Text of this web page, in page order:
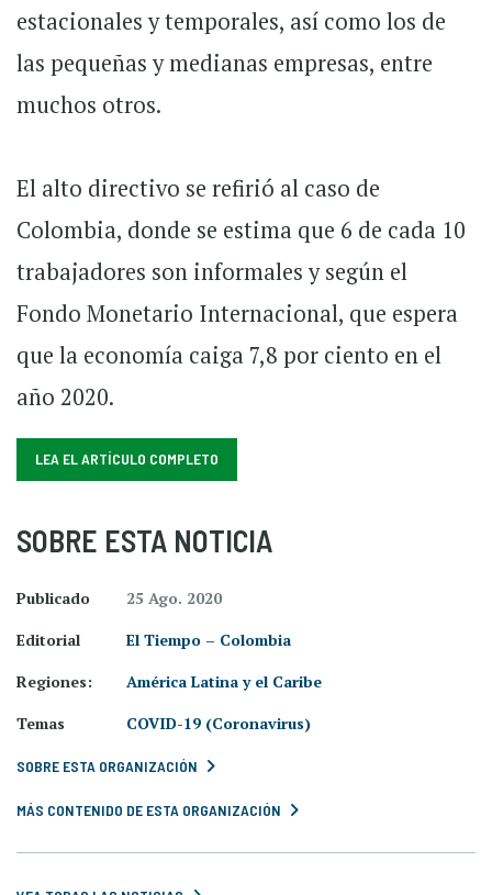
estacionales y temporales, así como los de
las pequeñas y medianas empresas, entre
muchos otros.
El alto directivo se refirió al caso de
Colombia, donde se estima que 6 de cada 10
trabajadores son informales y según el
Fondo Monetario Internacional, que espera
que la economía caiga 7,8 por ciento en el
año 2020.
LEA EL ARTÍCULO COMPLETO
SOBRE ESTA NOTICIA
Publicado
25 Ago. 2020
Editorial
El Tiempo – Colombia
Regiones:
América Latina y el Caribe
Temas
COVID-19 (Coronavirus)
SOBRE ESTA ORGANIZACIÓN
MÁS CONTENIDO DE ESTA ORGANIZACIÓN